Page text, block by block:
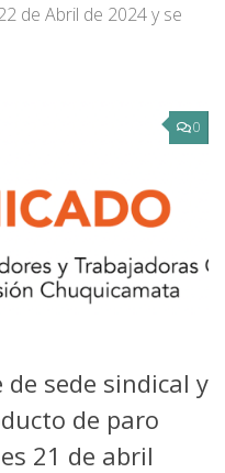
de Abril de 2024 y se
0
de sede sindical y
de paro
21 de abril